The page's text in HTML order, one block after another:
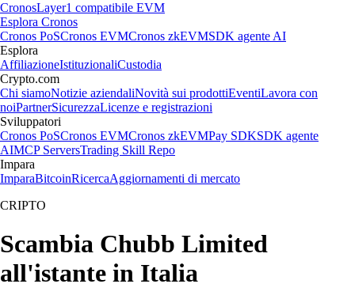
CronosLayer1 compatibile EVM
Esplora Cronos
Cronos PoSCronos EVMCronos zkEVMSDK agente AI
Esplora
AffiliazioneIstituzionaliCustodia
Crypto.com
Chi siamoNotizie aziendaliNovità sui prodottiEventiLavora con
noiPartnerSicurezzaLicenze e registrazioni
Sviluppatori
Cronos PoSCronos EVMCronos zkEVMPay SDKSDK agente
AIMCP ServersTrading Skill Repo
Impara
ImparaBitcoinRicercaAggiornamenti di mercato
CRIPTO
Scambia Chubb Limited
all'istante in Italia